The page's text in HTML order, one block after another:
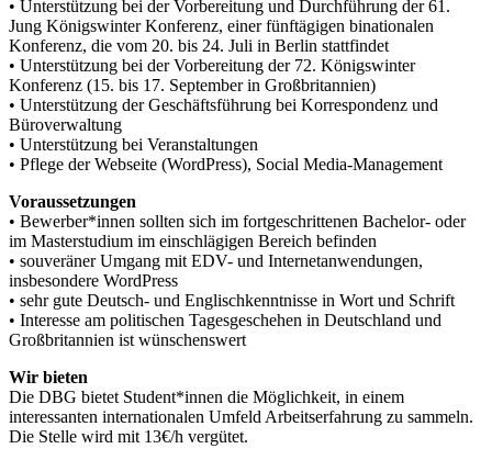
• Unterstützung bei der Vorbereitung und Durchführung der 61.
Jung Königswinter Konferenz, einer fünftägigen binationalen
Konferenz, die vom 20. bis 24. Juli in Berlin stattfindet
• Unterstützung bei der Vorbereitung der 72. Königswinter
Konferenz (15. bis 17. September in Großbritannien)
• Unterstützung der Geschäftsführung bei Korrespondenz und
Büroverwaltung
• Unterstützung bei Veranstaltungen
• Pflege der Webseite (WordPress), Social Media-Management
Voraussetzungen
• Bewerber*innen sollten sich im fortgeschrittenen Bachelor- oder
im Masterstudium im einschlägigen Bereich befinden
• souveräner Umgang mit EDV- und Internetanwendungen,
insbesondere WordPress
• sehr gute Deutsch- und Englischkenntnisse in Wort und Schrift
• Interesse am politischen Tagesgeschehen in Deutschland und
Großbritannien ist wünschenswert
Wir bieten
Die DBG bietet Student*innen die Möglichkeit, in einem
interessanten internationalen Umfeld Arbeitserfahrung zu sammeln.
Die Stelle wird mit 13€/h vergütet.